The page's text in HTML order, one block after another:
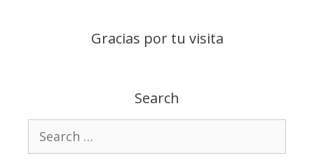
Gracias por tu visita
Search
Search
for: